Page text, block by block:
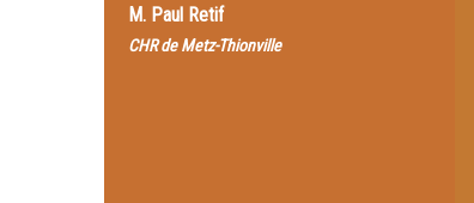
M. Paul Retif
CHR de Metz-Thionville